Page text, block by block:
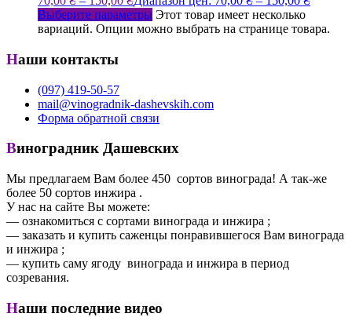
Выберите параметры Этот товар имеет несколько
вариаций. Опции можно выбрать на странице товара.
Наши контакты
(097) 419-50-57
mail@vinogradnik-dashevskih.com
Форма обратной связи
Виноградник Дашевских
Мы предлагаем Вам более 450 сортов винограда! А так-же
более 50 сортов инжира .
У нас на сайте Вы можете:
— ознакомиться с сортами винограда и инжира ;
— заказать и купить саженцы понравившегося Вам винограда
и инжира ;
— купить саму ягоду винограда и инжира в период
созревания.
Наши последние видео